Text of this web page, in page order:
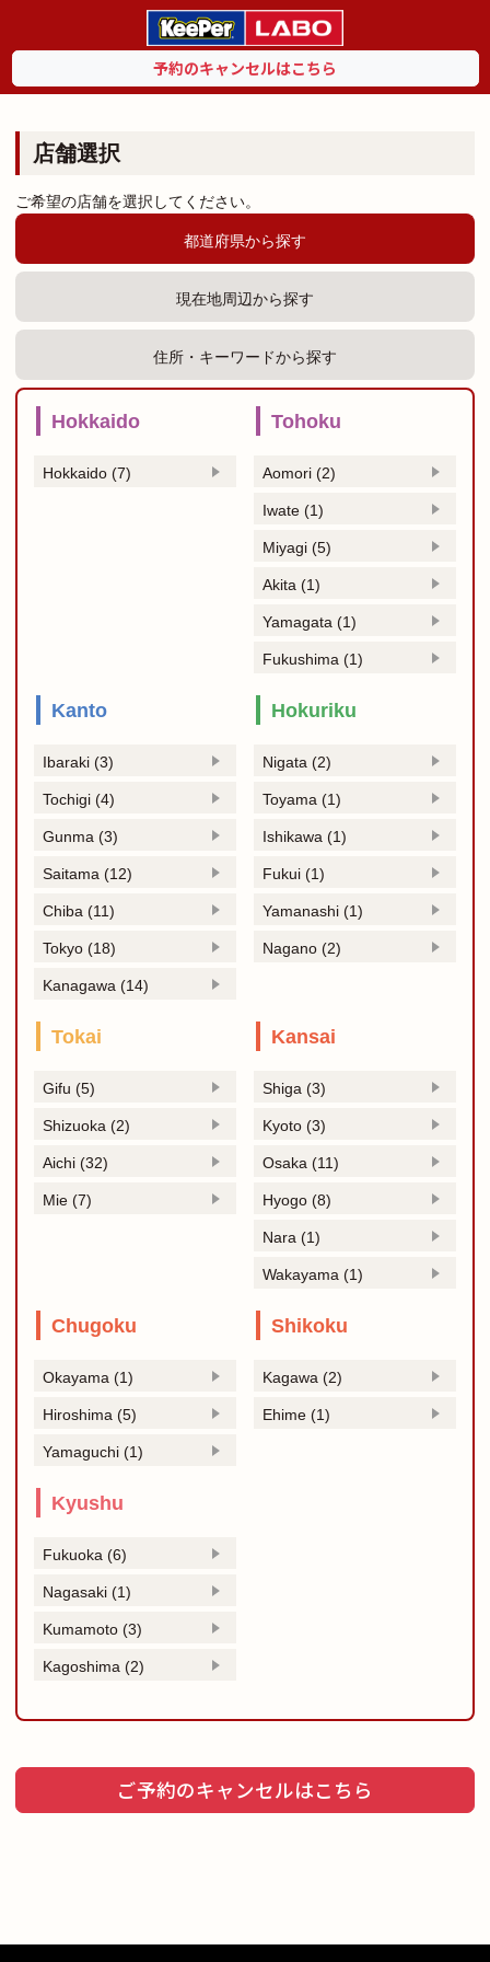
予約のキャンセルはこちら
店舗選択
ご希望の店舗を選択してください。
都道府県から探す
現在地周辺から探す
住所・キーワードから探す
Hokkaido
Hokkaido (7)
Tohoku
Aomori (2)
Iwate (1)
Miyagi (5)
Akita (1)
Yamagata (1)
Fukushima (1)
Kanto
Ibaraki (3)
Tochigi (4)
Gunma (3)
Saitama (12)
Chiba (11)
Tokyo (18)
Kanagawa (14)
Hokuriku
Nigata (2)
Toyama (1)
Ishikawa (1)
Fukui (1)
Yamanashi (1)
Nagano (2)
Tokai
Gifu (5)
Shizuoka (2)
Aichi (32)
Mie (7)
Kansai
Shiga (3)
Kyoto (3)
Osaka (11)
Hyogo (8)
Nara (1)
Wakayama (1)
Chugoku
Okayama (1)
Hiroshima (5)
Yamaguchi (1)
Shikoku
Kagawa (2)
Ehime (1)
Kyushu
Fukuoka (6)
Nagasaki (1)
Kumamoto (3)
Kagoshima (2)
ご予約のキャンセルはこちら